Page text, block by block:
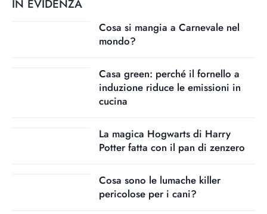
IN EVIDENZA
Cosa si mangia a Carnevale nel
mondo?
Casa green: perché il fornello a
induzione riduce le emissioni in
cucina
La magica Hogwarts di Harry
Potter fatta con il pan di zenzero
Cosa sono le lumache killer
pericolose per i cani?